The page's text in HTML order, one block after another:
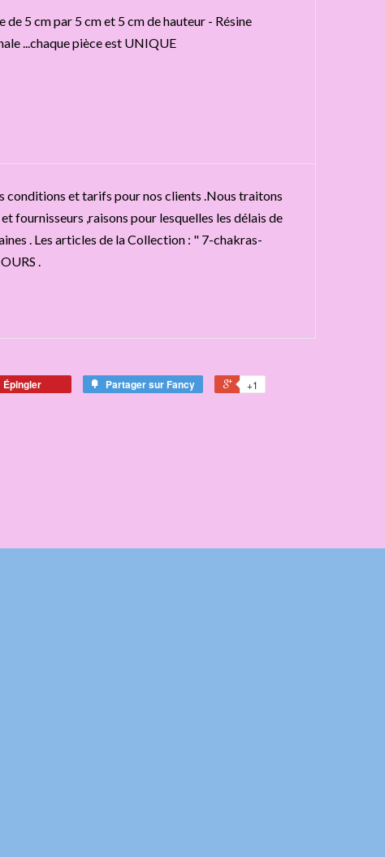
5 cm par 5 cm et 5 cm de hauteur - Résine
...chaque pièce est UNIQUE
conditions et tarifs pour nos clients .Nous traitons
fournisseurs ,raisons pour lesquelles les délais de
. Les articles de la Collection : " 7-chakras-
.
Épingler Partager sur Fancy +1